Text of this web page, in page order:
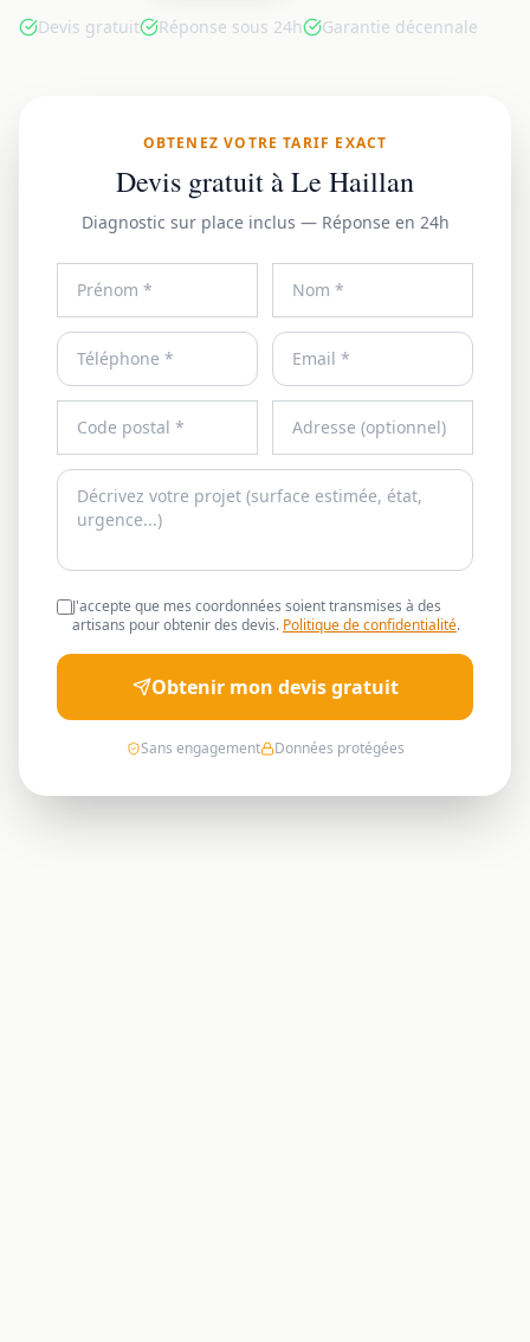
Devis gratuit Réponse sous 24h Garantie décennale
OBTENEZ VOTRE TARIF EXACT
Devis gratuit à Le Haillan
Diagnostic sur place inclus — Réponse en 24h
J'accepte que mes coordonnées soient transmises à des
artisans pour obtenir des devis. Politique de confidentialité.
Obtenir mon devis gratuit
Sans engagement Données protégées